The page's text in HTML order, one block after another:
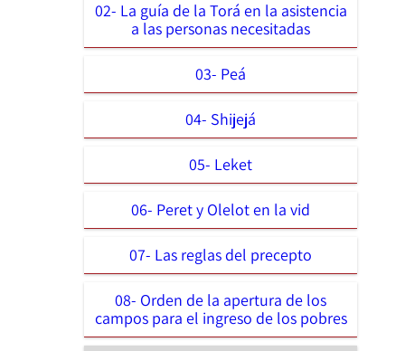
02- La guía de la Torá en la asistencia
a las personas necesitadas
03- Peá
04- Shijejá
05- Leket
06- Peret y Olelot en la vid
07- Las reglas del precepto
08- Orden de la apertura de los
campos para el ingreso de los pobres